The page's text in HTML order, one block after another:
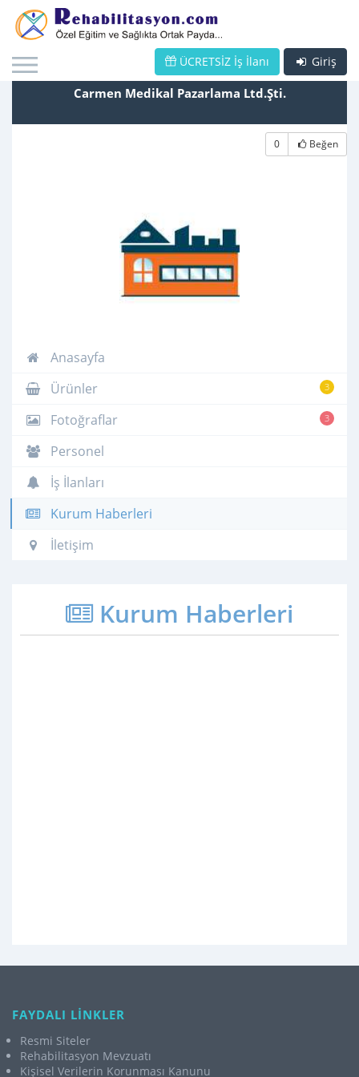
Giriş
ÜCRETSİZ İş İlanı
Carmen Medikal Pazarlama Ltd.Şti.
0 Beğen
Anasayfa
3
Ürünler
3
Fotoğraflar
Personel
İş İlanları
Kurum Haberleri
İletişim
Kurum Haberleri
FAYDALI LİNKLER
Resmi Siteler
Rehabilitasyon Mevzuatı
Kişisel Verilerin Korunması Kanunu